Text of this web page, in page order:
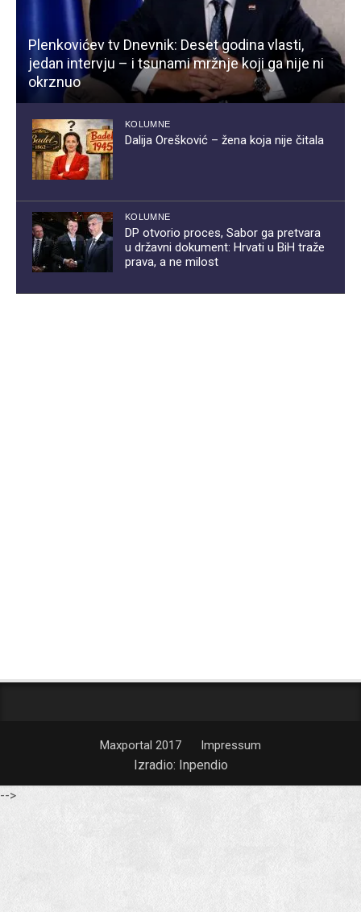
Plenkovićev tv Dnevnik: Deset godina vlasti,
jedan intervju – i tsunami mržnje koji ga nije ni
okrznuo
KOLUMNE
Dalija Orešković – žena koja nije čitala
KOLUMNE
DP otvorio proces, Sabor ga pretvara
u državni dokument: Hrvati u BiH traže
prava, a ne milost
Maxportal 2017 Impressum
Izradio: Inpendio
-->